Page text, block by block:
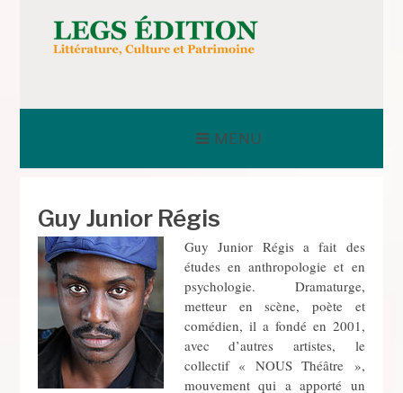
contenuLEGS ÉDITION
MENU
Guy Junior Régis
Guy Junior Régis a fait des
études en anthropologie et en
psychologie. Dramaturge,
metteur en scène, poète et
comédien, il a fondé en 2001,
avec d’autres artistes, le
collectif « NOUS Théâtre »,
mouvement qui a apporté un